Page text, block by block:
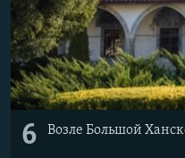
6 Возле Большой